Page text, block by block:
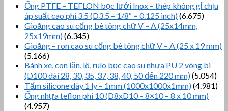
Ống PTFE – TEFLON bọc lưới Inox – thép không gỉ chịu
áp suất cao phi 3.5 (D3.5 – 1/8″ = 0.125 inch)(6.675)
Gioăng cao su cống bê tông chữ V – A (25x14mm,
25x19mm)(6.345)
Gioăng – ron cao su cống bê tông chữ V – A (25 x 19 mm)
(5.166)
Bánh xe, con lăn, lô, rulo bọc cao su nhựa PU 2 vòng bi
(D100 dài 28, 30, 35, 37, 38, 40, 50 đến 220 mm)(5.054)
Tấm silicone dày 1 ly – 1mm (1000x1000x1mm)(4.981)
Ống nhựa teflon phi 10 (D8xD10 – 8×10 – 8 x 10 mm)
(4.957)